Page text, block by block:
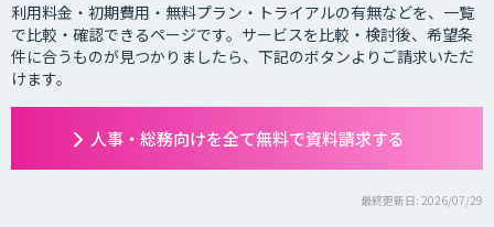
利用料金・初期費用・無料プラン・トライアルの有無などを、一覧
で比較・確認できるページです。サービスを比較・検討後、希望条
件に合うものが見つかりましたら、下記のボタンよりご請求いただ
けます。
人事・総務向けを全て無料で資料請求する
最終更新日: 2026/07/29